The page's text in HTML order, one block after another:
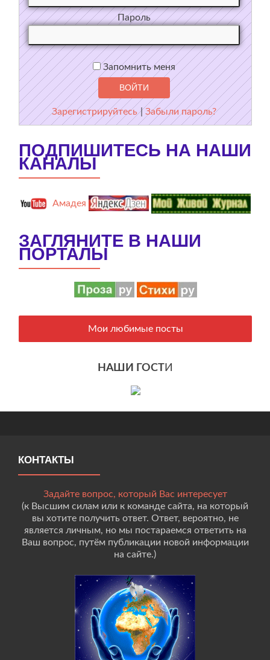
Пароль
Запомнить меня
Зарегистрируйтесь |Забыли пароль?
ПОДПИШИТЕСЬ НА НАШИ
КАНАЛЫ
Амадея
ЗАГЛЯНИТЕ В НАШИ
ПОРТАЛЫ
Мои любимые посты
НАШИ ГОСТИ
КОНТАКТЫ
Задайте вопрос, который Вас интересует
(к Высшим силам или к команде сайта, на который
вы хотите получить ответ. Ответ, вероятно, не
является личным, но мы постараемся ответить на
Ваш вопрос, путём публикации новой информации
на сайте.)